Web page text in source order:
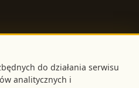
do działania serwisu
analitycznych i